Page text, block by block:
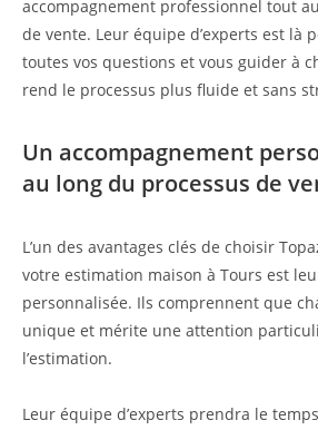
accompagnement professionnel tout
de vente. Leur équipe d’experts est là
toutes vos questions et vous guider à
rend le processus plus fluide et sans
Un accompagnement
au long du processus de
L’un des avantages clés de choisir
votre estimation maison à Tours est
personnalisée. Ils comprennent que
unique et mérite une attention
l’estimation.
Leur équipe d’experts prendra le